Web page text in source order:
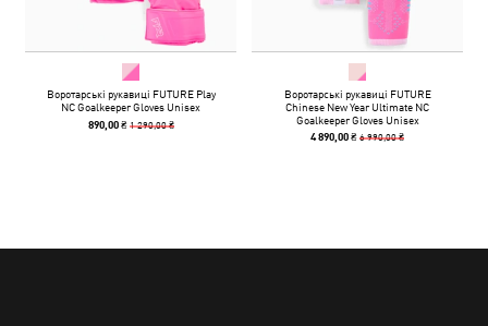
Воротарські рукавиці FUTURE Play
NC Goalkeeper Gloves Unisex
890,00 ₴ 1 290,00 ₴
Воротарські рукавиці FUTURE
Chinese New Year Ultimate NC
Goalkeeper Gloves Unisex
4 890,00 ₴6 990,00 ₴